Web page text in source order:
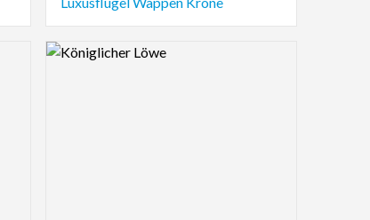
Logo Preview Image